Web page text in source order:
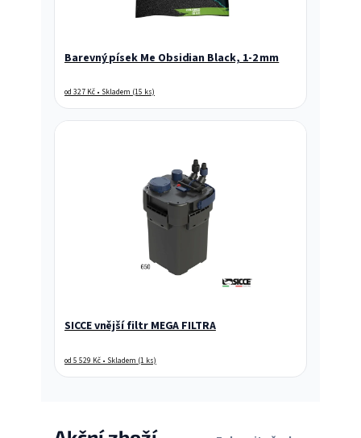
Barevný písek Me Obsidian Black, 1-2 mm
od 327 Kč • Skladem (15 ks)
SICCE vnější filtr MEGA FILTRA
od 5 529 Kč • Skladem (1 ks)